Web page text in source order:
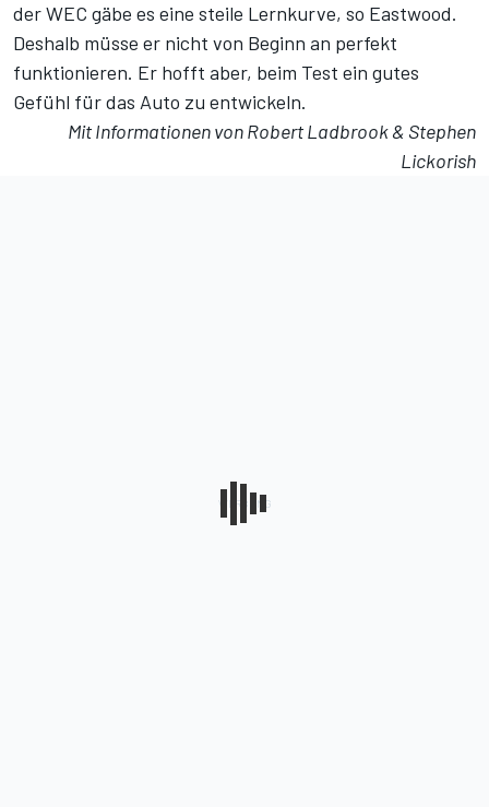
der WEC gäbe es eine steile Lernkurve, so Eastwood.
Deshalb müsse er nicht von Beginn an perfekt
funktionieren. Er hofft aber, beim Test ein gutes
Gefühl für das Auto zu entwickeln.
Mit Informationen von Robert Ladbrook & Stephen
Lickorish